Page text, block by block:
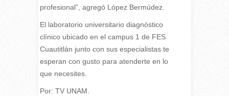
profesional”, agregó López Bermúdez.
El laboratorio universitario diagnóstico
clínico ubicado en el campus 1 de FES
Cuautitlán junto con sus especialistas te
esperan con gusto para atenderte en lo
que necesites.
Por: TV UNAM.